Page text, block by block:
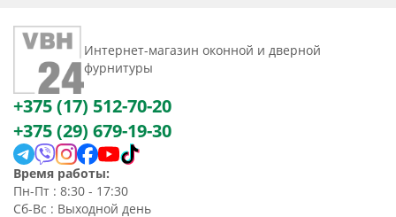
Интернет-магазин оконной и дверной
фурнитуры
+375 (17) 512-70-20
+375 (29) 679-19-30
Время работы:
Пн-Пт : 8:30 - 17:30
Сб-Вс : Выходной день